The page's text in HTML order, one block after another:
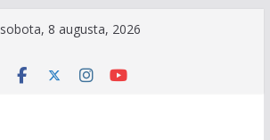
sobota, 8 augusta, 2026